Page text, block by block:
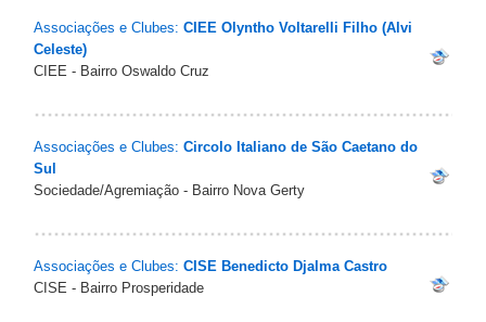
Associações e Clubes: CIEE Olyntho Voltarelli Filho (Alvi
Celeste)
CIEE - Bairro Oswaldo Cruz
Associações e Clubes: Circolo Italiano de São Caetano do
Sul
Sociedade/Agremiação - Bairro Nova Gerty
Associações e Clubes: CISE Benedicto Djalma Castro
CISE - Bairro Prosperidade